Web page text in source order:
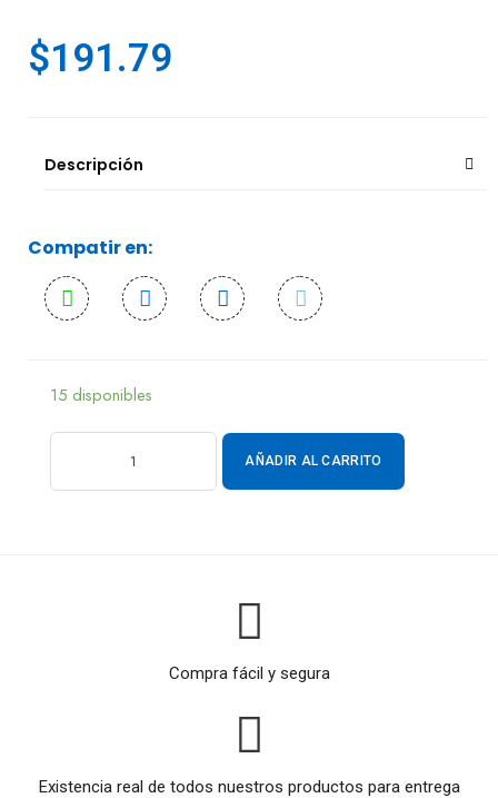
$191.79
Descripción
Compatir en:
15 disponibles
AÑADIR AL CARRITO
Compra fácil y segura
Existencia real de todos nuestros productos para entrega